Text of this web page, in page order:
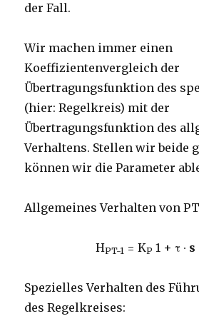
der Fall.
Wir machen immer einen
Koeffizientenvergleich der
Übertragungsfunktion des
(hier: Regelkreis) mit der
Übertragungsfunktion des
Verhaltens. Stellen wir beide
können wir die Parameter
Allgemeines Verhalten von
HPT-1 = KP 1 + τ ∙ s
Spezielles Verhalten des
des Regelkreises: